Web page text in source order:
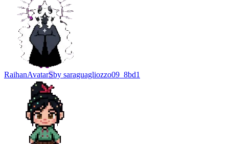
RaihanAvatarSby saraguagliozzo09_8bd1